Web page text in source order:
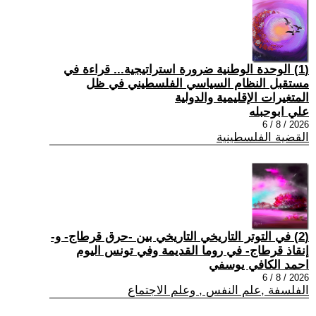
(1) الوحدة الوطنية ضرورة استراتيجية... قراءة في
مستقبل النظام السياسي الفلسطيني في ظل
المتغيرات الإقليمية والدولية
علي ابوحبله
2026 / 8 / 6
القضية الفلسطينية
(2) في التوتر التاريخي التاريخي بين -حرق قرطاج- و-
إنقاذ قرطاج- في روما القديمة وفي تونس اليوم
احمد الكافي يوسفي
2026 / 8 / 6
الفلسفة ,علم النفس , وعلم الاجتماع